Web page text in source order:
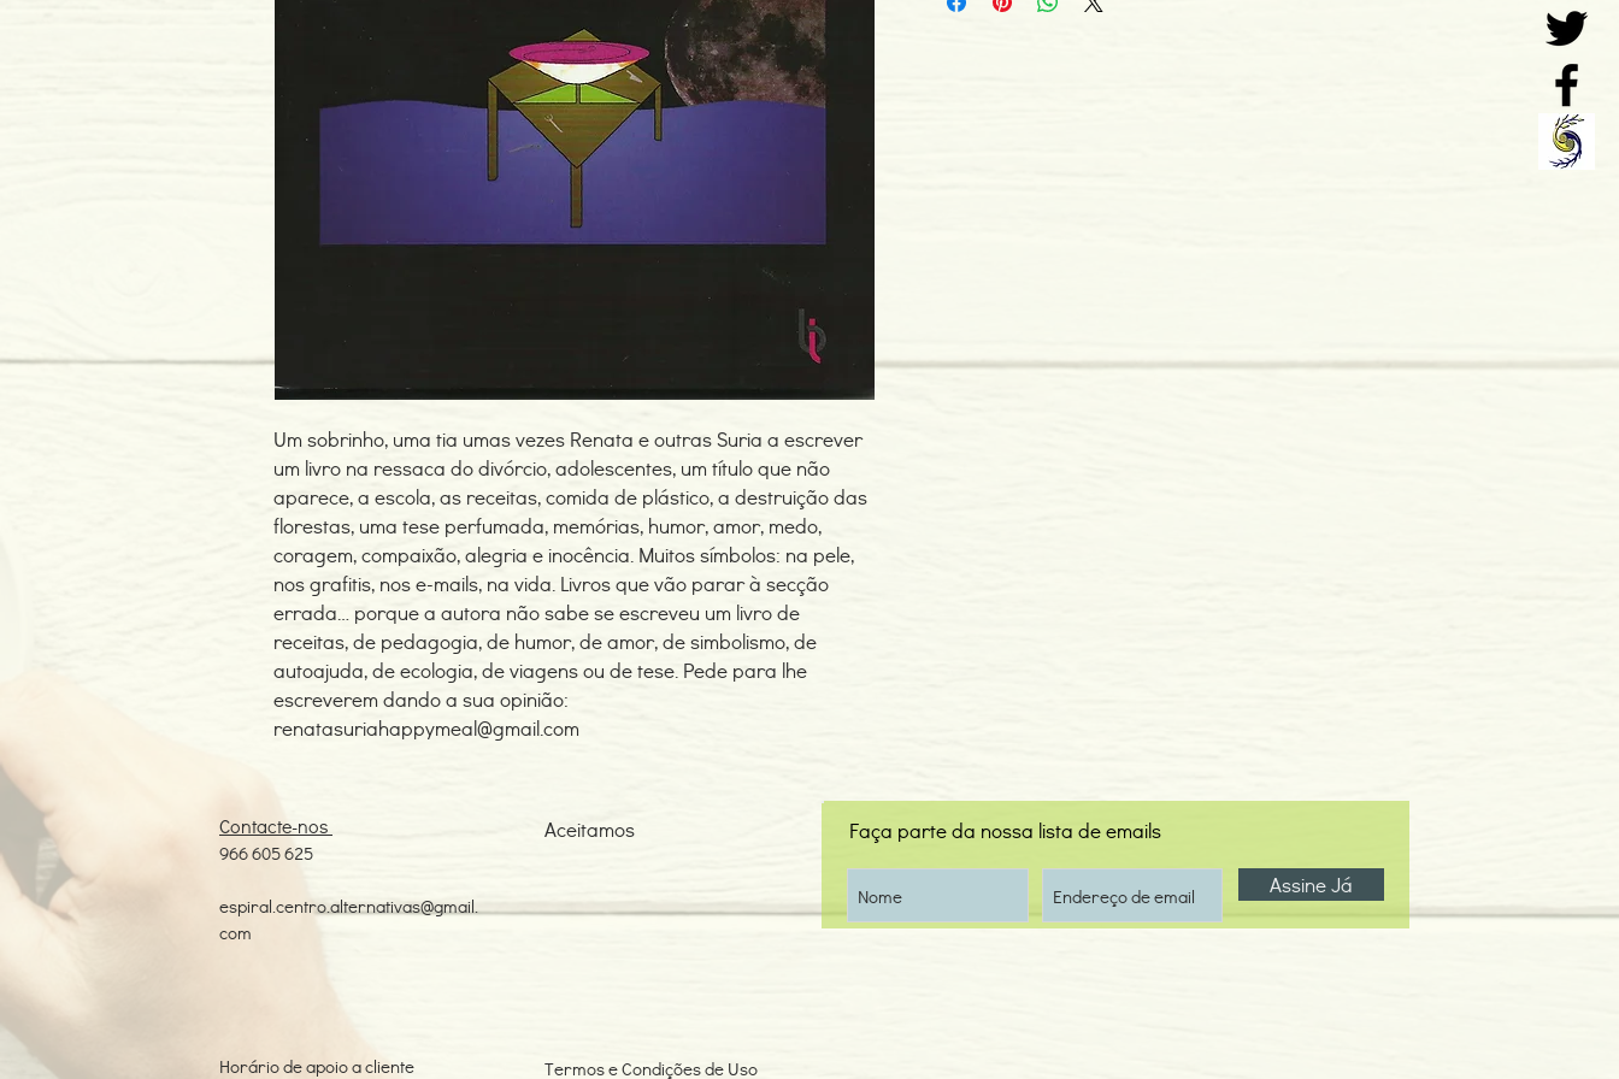
Um sobrinho, uma tia umas vezes Renata e outras Suria a escrever
um livro na ressaca do divórcio, adolescentes, um título que não
aparece, a escola, as receitas, comida de plástico, a destruição das
florestas, uma tese perfumada, memórias, humor, amor, medo,
coragem, compaixão, alegria e inocência. Muitos símbolos: na pele,
nos grafitis, nos e-mails, na vida. Livros que vão parar à secção
errada… porque a autora não sabe se escreveu um livro de
receitas, de pedagogia, de humor, de amor, de simbolismo, de
autoajuda, de ecologia, de viagens ou de tese. Pede para lhe
escreverem dando a sua opinião:
renatasuriahappymeal@gmail.com
Contacte-nos
966 605 625
espiral.centro.alternativas@gmail.
com
Aceitamos
Faça parte da nossa lista de emails
Assine Já
Horário de apoio a cliente Termos e Condições de Uso